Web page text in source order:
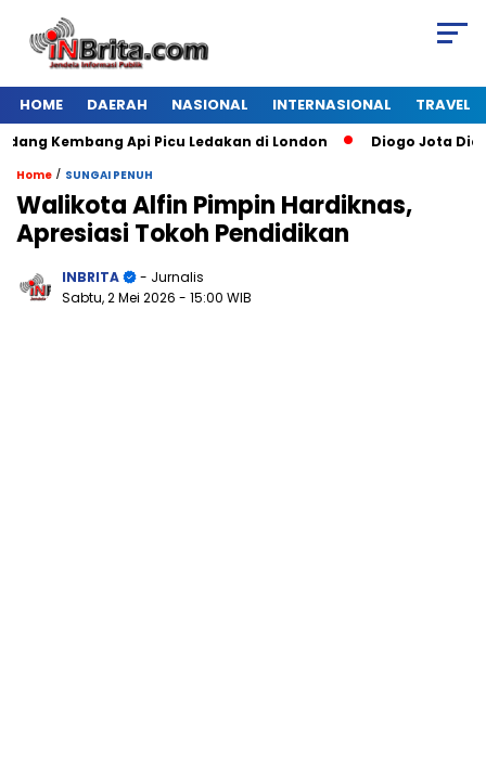
HOME DAERAH NASIONAL INTERNASIONAL TRAVEL
Kembang Api Picu Ledakan di London Diogo Jota Dies in
Home / SUNGAI PENUH
Walikota Alfin Pimpin Hardiknas,
Apresiasi Tokoh Pendidikan
INBRITA
- Jurnalis
Sabtu, 2 Mei 2026 - 15:00 WIB